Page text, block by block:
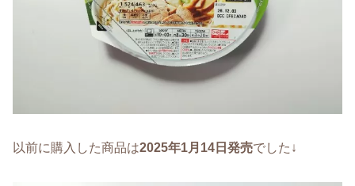
以前に購入した商品は2025年1月14日発売でした↓